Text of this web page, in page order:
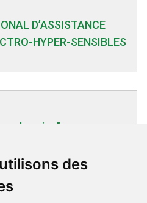
des
D’ASSISTANCE
HYPER-SENSIBLES
avion"